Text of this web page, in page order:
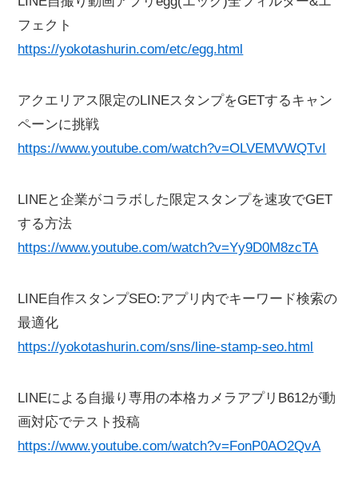
フェクト
https://yokotashurin.com/etc/egg.html
アクエリアス限定のLINEスタンプをGETするキャン
ペーンに挑戦
https://www.youtube.com/watch?v=OLVEMVWQTvI
LINEと企業がコラボした限定スタンプを速攻でGET
する方法
https://www.youtube.com/watch?v=Yy9D0M8zcTA
LINE自作スタンプSEO:アプリ内でキーワード検索の
最適化
https://yokotashurin.com/sns/line-stamp-seo.html
LINEによる自撮り専用の本格カメラアプリB612が動
画対応でテスト投稿
https://www.youtube.com/watch?v=FonP0AO2QvA